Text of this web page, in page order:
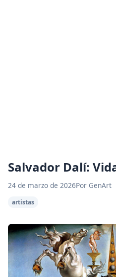
Salvador Dalí:
24 de marzo de 2026Por GenArt
artistas